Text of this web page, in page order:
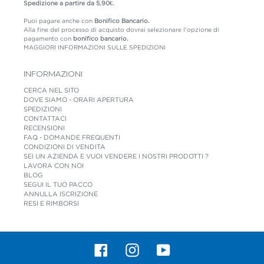
Spedizione a partire da 5,90€.
Puoi pagare anche con Bonifico Bancario.
Alla fine del processo di acquisto dovrai selezionare l'opzione di
pagamento con bonifico bancario.
MAGGIORI INFORMAZIONI SULLE SPEDIZIONI
INFORMAZIONI
CERCA NEL SITO
DOVE SIAMO - ORARI APERTURA
SPEDIZIONI
CONTATTACI
RECENSIONI
FAQ - DOMANDE FREQUENTI
CONDIZIONI DI VENDITA
SEI UN AZIENDA E VUOI VENDERE I NOSTRI PRODOTTI ?
LAVORA CON NOI
BLOG
SEGUI IL TUO PACCO
ANNULLA ISCRIZIONE
RESI E RIMBORSI
FacebookInstagram YouTube